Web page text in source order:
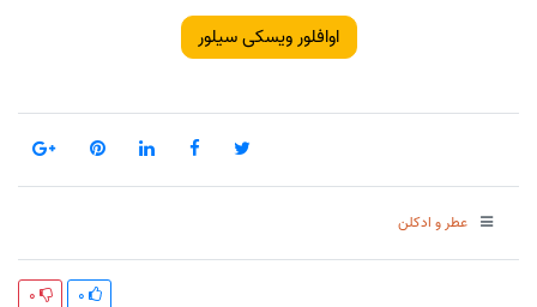
اوافلور ویسکی سیلور
عطر و ادکلن